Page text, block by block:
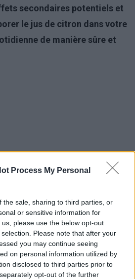
Process My Personal
the sale, sharing to third parties, or
or sensitive information for
please use the below opt-out
Please note that after your
you may continue seeing
on personal information utilized by
disclosed to third parties prior to
opt-out of the further
secondaires potentiels et
le jus de citron dans votre
de manière sûre et
le sur Facebook!